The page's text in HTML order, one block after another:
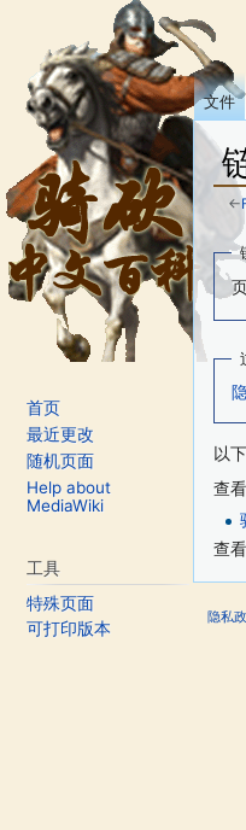
←
跳
以
查
查
文件
首页
最近更改
随机页面
Help about
MediaWiki
工具
特殊页面
可打印版本
隐私